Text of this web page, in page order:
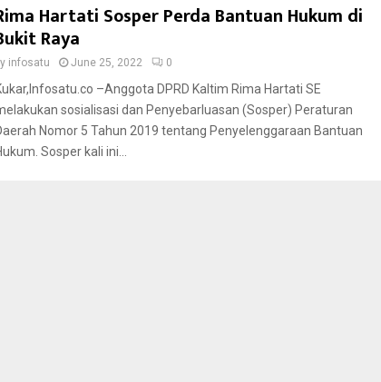
Hartati Sosper Perda Bantuan Hukum di
Raya
infosatu June 25, 2022 0
–Anggota DPRD Kaltim Rima Hartati SE
sosialisasi dan Penyebarluasan (Sosper) Peraturan
Nomor 5 Tahun 2019 tentang Penyelenggaraan Bantuan
Sosper kali ini...